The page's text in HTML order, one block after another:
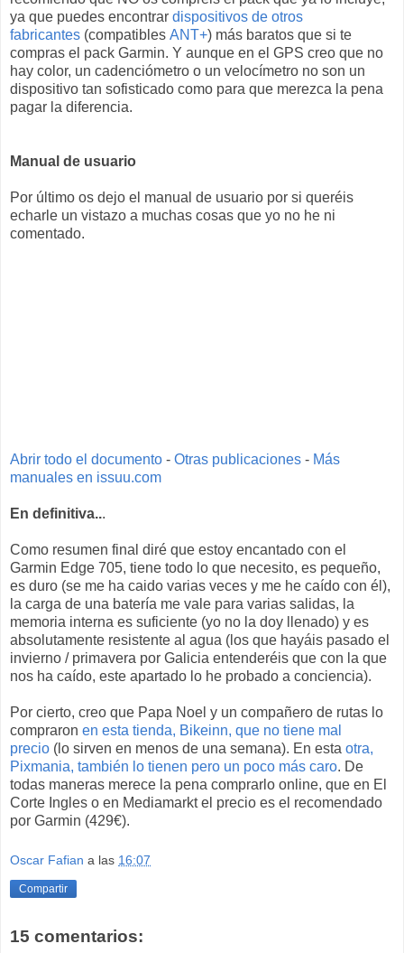
ya que puedes encontrar dispositivos de otros
fabricantes (compatibles ANT+) más baratos que si te
compras el pack Garmin. Y aunque en el GPS creo que no
hay color, un cadenciómetro o un velocímetro no son un
dispositivo tan sofisticado como para que merezca la pena
pagar la diferencia.
Manual de usuario
Por último os dejo el manual de usuario por si queréis
echarle un vistazo a muchas cosas que yo no he ni
comentado.
Abrir todo el documento - Otras publicaciones - Más
manuales en issuu.com
En definitiva...
Como resumen final diré que estoy encantado con el
Garmin Edge 705, tiene todo lo que necesito, es pequeño,
es duro (se me ha caido varias veces y me he caído con él),
la carga de una batería me vale para varias salidas, la
memoria interna es suficiente (yo no la doy llenado) y es
absolutamente resistente al agua (los que hayáis pasado el
invierno / primavera por Galicia entenderéis que con la que
nos ha caído, este apartado lo he probado a conciencia).
Por cierto, creo que Papa Noel y un compañero de rutas lo
compraron en esta tienda, Bikeinn, que no tiene mal
precio (lo sirven en menos de una semana). En esta otra,
Pixmania, también lo tienen pero un poco más caro. De
todas maneras merece la pena comprarlo online, que en El
Corte Ingles o en Mediamarkt el precio es el recomendado
por Garmin (429€).
Oscar Fafian a las 16:07
Compartir
15 comentarios: